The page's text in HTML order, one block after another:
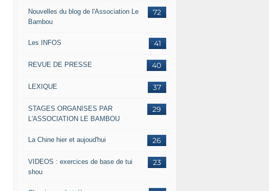
72
Nouvelles du blog de l'Association Le
Bambou
41
Les INFOS
40
REVUE DE PRESSE
37
LEXIQUE
29
STAGES ORGANISES PAR
L'ASSOCIATION LE BAMBOU
26
La Chine hier et aujoud'hui
23
VIDEOS : exercices de base de tui
shou